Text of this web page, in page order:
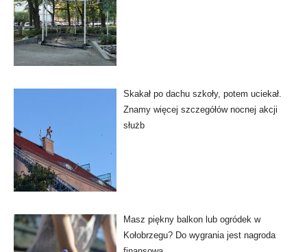
Skakał po dachu szkoły, potem uciekał.
Znamy więcej szczegółów nocnej akcji
służb
Masz piękny balkon lub ogródek w
Kołobrzegu? Do wygrania jest nagroda